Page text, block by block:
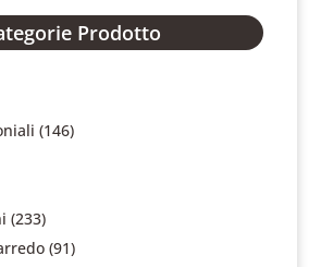
Prodotto
(146)
(233)
(91)